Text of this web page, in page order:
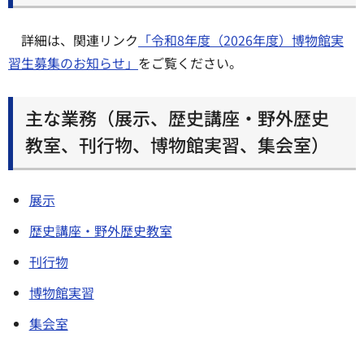
詳細は、関連リンク 「令和8年度（2026年度）博物館実
習生募集のお知らせ」 をご覧ください。
主な業務（展示、歴史講座・野外歴史
教室、刊行物、博物館実習、集会室）
展示
歴史講座・野外歴史教室
刊行物
博物館実習
集会室